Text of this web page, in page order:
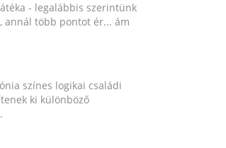
- legalábbis szerintünk
annál több pontot ér... ám
színes logikai családi
ki különböző